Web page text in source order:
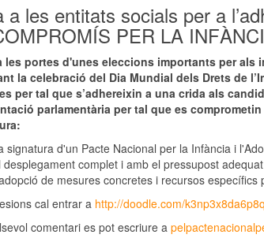
a les entitats socials per a
PER LA
les portes d'unes eleccions importants per
la celebració del Dia Mundial dels Drets de
per tal que s’adhereixin a una crida als
parlamentària per tal que es
signatura d'un Pacte Nacional per la Infància i
desplegament complet i amb el pressupost
de mesures concretes i recursos
cal entrar a http://doodle.com/
comentari es pot escriure a